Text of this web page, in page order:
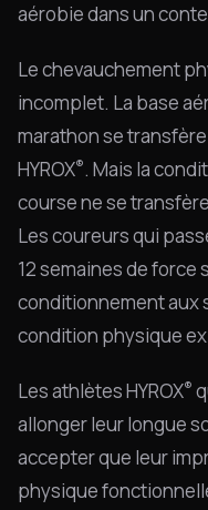
aérobie dans un
Le chevauchement
incomplet. La base
marathon se
HYROX®. Mais la
course ne se
Les coureurs qui
12 semaines de force
conditionnement aux
condition physique
Les athlètes HYROX®
allonger leur longue
accepter que leur
physique